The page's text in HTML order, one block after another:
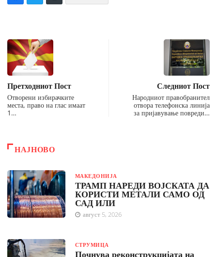
Претходниот Пост
Отворени избирачките
места, право на глас имаат
1…
Следниот Пост
Народниот правобранител
отвора телефонска линија
за пријавување повреди…
НАЈНОВО
МАКЕДОНИЈА
ТРАМП НАРЕДИ ВОЈСКАТА ДА
КОРИСТИ МЕТАЛИ САМО ОД
САД ИЛИ
август 5, 2026
СТРУМИЦА
Почнува реконструкцијата на